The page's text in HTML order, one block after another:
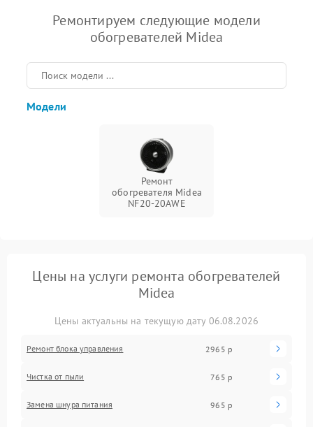
Ремонтируем следующие модели
обогревателей Midea
Модели
Ремонт
обогревателя Midea
NF20-20AWE
Цены на услуги ремонта обогревателей
Midea
Цены актуальны на текущую дату 06.08.2026
Ремонт блока управления 2965 р
Чистка от пыли 765 р
Замена шнура питания 965 р